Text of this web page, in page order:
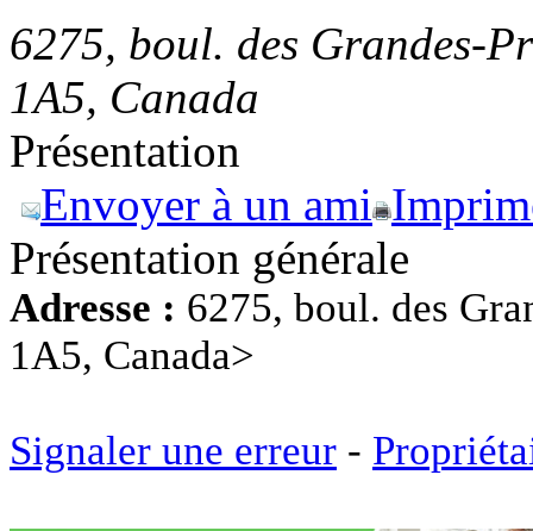
6275, boul. des Grandes-
1A5, Canada
Présentation
Envoyer à un ami
Présentation générale
Adresse : 6275, boul. des
1A5, Canada>
Signaler une erreur -